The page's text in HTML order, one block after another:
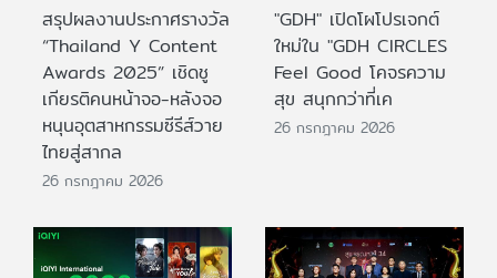
สรุปผลงานประกาศรางวัล
“Thailand Y Content
Awards 2025” เชิดชู
เกียรติคนหน้าจอ-หลังจอ
หนุนอุตสาหกรรมซีรีส์วาย
ไทยสู่สากล
26 กรกฎาคม 2026
"GDH" เปิดโผโปรเจกต์
ใหม่ใน "GDH CIRCLES
Feel Good โคจรความ
สุข สนุกกว่าที่เค
26 กรกฎาคม 2026